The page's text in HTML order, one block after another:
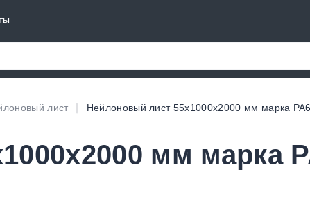
лист Нейлоновый лист 55х1000х2000 мм марка PA6
мм марка